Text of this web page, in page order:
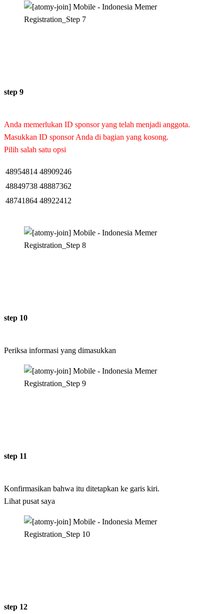
step 9
Anda memerlukan ID sponsor yang telah menjadi anggota.
Masukkan ID sponsor Anda di bagian yang kosong.
Pilih salah satu opsi
48954814 48909246
48849738 48887362
48741864 48922412
step 10
Periksa informasi yang dimasukkan
step 11
Konfirmasikan bahwa itu ditetapkan ke garis kiri.
Lihat pusat saya
step 12